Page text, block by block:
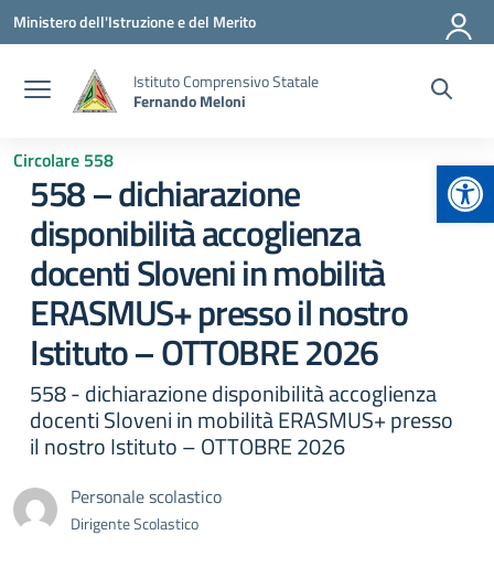
Vai ai contenuti
Vai al menu di navigazione
Vai al footer
Ministero dell'Istruzione e del Merito
Istituto Comprensivo Statale
Fernando Meloni
Circolare 558
558 – dichiarazione
disponibilità accoglienza
docenti Sloveni in mobilità
ERASMUS+ presso il nostro
Istituto – OTTOBRE 2026
558 - dichiarazione disponibilità accoglienza
docenti Sloveni in mobilità ERASMUS+ presso
il nostro Istituto – OTTOBRE 2026
Personale scolastico
Dirigente Scolastico